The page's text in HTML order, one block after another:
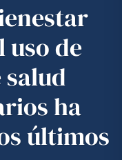
de
salud
ha
últimos